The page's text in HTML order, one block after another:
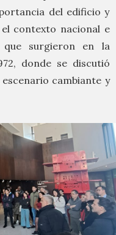
del edificio y
contexto nacional e
que surgieron en la
donde se discutió
cambiante y